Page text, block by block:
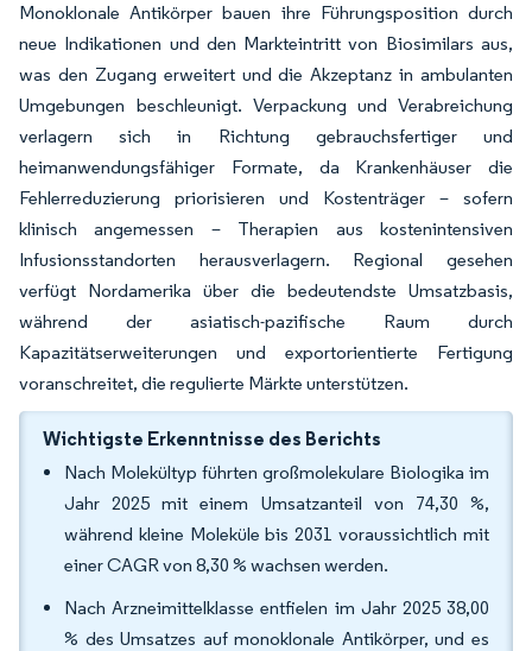
Monoklonale Antikörper bauen ihre Führungsposition durch
neue Indikationen und den Markteintritt von Biosimilars aus,
was den Zugang erweitert und die Akzeptanz in ambulanten
Umgebungen beschleunigt. Verpackung und Verabreichung
verlagern sich in Richtung gebrauchsfertiger und
heimanwendungsfähiger Formate, da Krankenhäuser die
Fehlerreduzierung priorisieren und Kostenträger – sofern
klinisch angemessen – Therapien aus kostenintensiven
Infusionsstandorten herausverlagern. Regional gesehen
verfügt Nordamerika über die bedeutendste Umsatzbasis,
während der asiatisch-pazifische Raum durch
Kapazitätserweiterungen und exportorientierte Fertigung
voranschreitet, die regulierte Märkte unterstützen.
Wichtigste Erkenntnisse des Berichts
Nach Molekültyp führten großmolekulare Biologika im
Jahr 2025 mit einem Umsatzanteil von 74,30 %,
während kleine Moleküle bis 2031 voraussichtlich mit
einer CAGR von 8,30 % wachsen werden.
Nach Arzneimittelklasse entfielen im Jahr 2025 38,00
% des Umsatzes auf monoklonale Antikörper, und es